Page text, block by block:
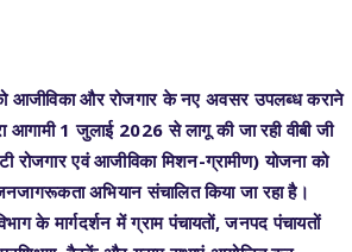
आगामी 1 जुलाई 2026 से लागू की जा रही वीबी जी
रोजगार एवं आजीविका मिशन-ग्रामीण) योजना को
अभियान संचालित किया जा रहा है।
के मार्गदर्शन में ग्राम पंचायतों, जनपद पंचायतों
बैठकें और ग्राम सभाएं आयोजित कर
प्रावधानों एवं लाभों की जानकारी दी जा रही है।